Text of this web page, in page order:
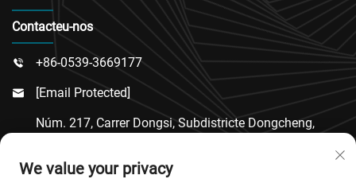
Contacteu-nos
 +86-0539-3669177
 [email Protected]
Núm. 217, Carrer Dongsi, Subdistricte Dongcheng,
Shandong
We value your privacy